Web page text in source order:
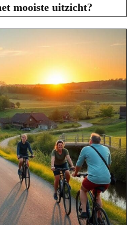
mooiste uitzicht?